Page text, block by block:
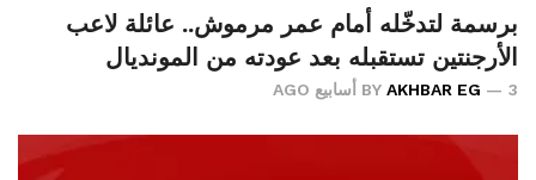
برسمة لتدخّله أمام عمر مرموش.. عائلة لاعب
الأرجنتين تستقبله بعد عودته من المونديال
BY AKHBAR EG 3 أسابيع AGO